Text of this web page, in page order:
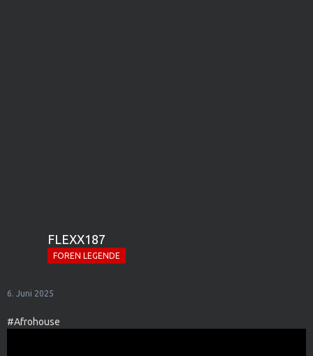
FLEXX187
FOREN LEGENDE
6. Juni 2025
#Afrohouse